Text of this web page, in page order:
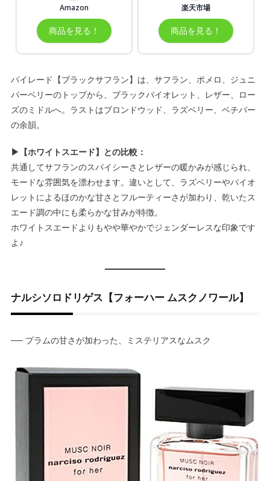
Amazon
商品を見る！
楽天市場
商品を見る！
バイレード【ブラックサフラン】は、サフラン、ポメロ、ジュニ
パーベリーのトップから、ブラックバイオレット、レザー、ロー
ズのミドルへ。ラストはブロンドウッド、ラズベリー、ベチバー
の余韻。
▶【ホワイトスエード】との比較：
共通してサフランのスパイシーさとレザーの暖かみが感じられ、
モードな雰囲気を漂わせます。違いとして、ラズベリーやバイオ
レットによるほのかな甘さとフルーティーさが加わり、乾いたス
エード調の中にも柔らかな甘みが特徴。
ホワイトスエードよりもやや華やかでジェンダーレスな印象です
よ♪
ナルシソロドリゲス【フォーハー ムスクノワール】
── プラムの甘さが加わった、ミステリアスなムスク